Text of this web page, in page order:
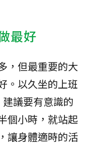
最好
，但最重要的大
。以久坐的上班
議要有意識的
個小時，就站起
讓身體適時的活